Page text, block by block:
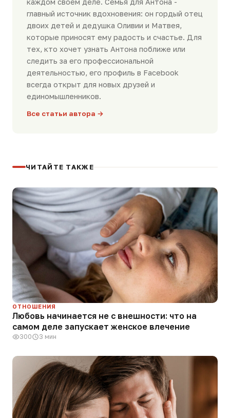
главный источник вдохновения: он гордый отец
двоих детей и дедушка Оливии и Матвея,
которые приносят ему радость и счастье. Для
тех, кто хочет узнать Антона поближе или
следить за его профессиональной
деятельностью, его профиль в Facebook
всегда открыт для новых друзей и
единомышленников.
Все статьи автора →
ЧИТАЙТЕ ТАКЖЕ
ОТНОШЕНИЯ
Любовь начинается не с внешности: что на
самом деле запускает женское влечение
300 3 мин